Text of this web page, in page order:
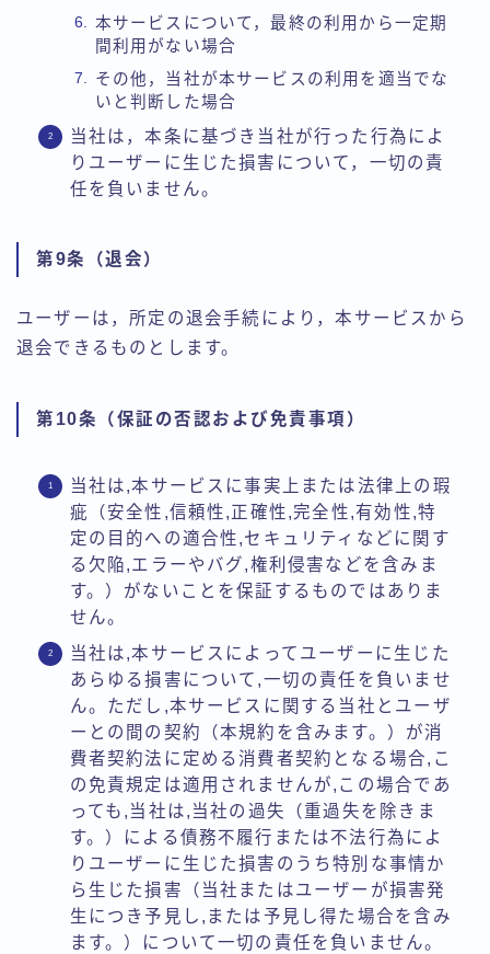
本サービスについて，最終の利用から一定期
間利用がない場合
その他，当社が本サービスの利用を適当でな
いと判断した場合
当社は，本条に基づき当社が行った行為によ
りユーザーに生じた損害について，一切の責
任を負いません。
第9条（退会）
ユーザーは，所定の退会手続により，本サービスから
退会できるものとします。
第10条（保証の否認および免責事項）
当社は,本サービスに事実上または法律上の瑕
疵（安全性,信頼性,正確性,完全性,有効性,特
定の目的への適合性,セキュリティなどに関す
る欠陥,エラーやバグ,権利侵害などを含みま
す。）がないことを保証するものではありま
せん。
当社は,本サービスによってユーザーに生じた
あらゆる損害について,一切の責任を負いませ
ん。ただし,本サービスに関する当社とユーザ
ーとの間の契約（本規約を含みます。）が消
費者契約法に定める消費者契約となる場合,こ
の免責規定は適用されませんが,この場合であ
っても,当社は,当社の過失（重過失を除きま
す。）による債務不履行または不法行為によ
りユーザーに生じた損害のうち特別な事情か
ら生じた損害（当社またはユーザーが損害発
生につき予見し,または予見し得た場合を含み
ます。）について一切の責任を負いません。